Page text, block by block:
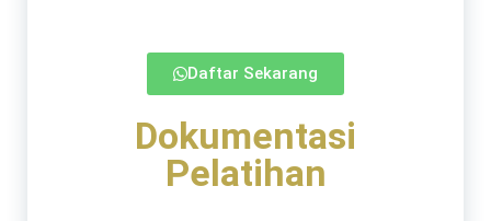
Daftar Sekarang
Dokumentasi
Pelatihan